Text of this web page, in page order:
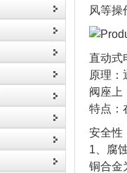
风等操
直动式
原理：
阀座上
特点：
安全性
1、腐
铜合金